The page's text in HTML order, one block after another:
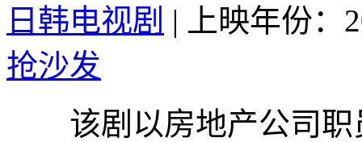
日韩电视剧 |
上映年份：
抢沙发
该剧以房地产公司职